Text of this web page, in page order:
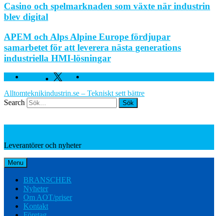
Casino och spelmarknaden som växte när industrin
blev digital
APEM och Alps Alpine Europe fördjupar
samarbetet för att leverera nästa generations
industriella HMI-lösningar
Facebook Twitter
Alltomteknikindustrin.se – Tekniskt sett bättre
Search
Leverantörer och nyheter
Menu
BRANSCHER
Nyheter
Om AOT/priser
Kontakt